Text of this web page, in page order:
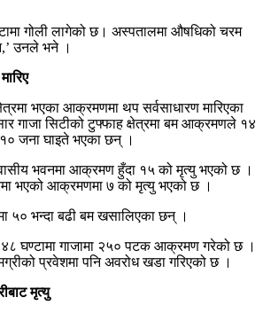
गोली लागेको छ। अस्पतालमा औषधिको चरम
उनले भने ।
भएका आक्रमणमा थप सर्वसाधारण मारिएका
गाजा सिटीको टुफ्फाह क्षेत्रमा बम आक्रमणले १४
जना घाइते भएका छन् ।
भवनमा आक्रमण हुँदा १५ को मृत्यु भएको छ ।
भएको आक्रमणमा ७ को मृत्यु भएको छ ।
५० भन्दा बढी बम खसालिएका छन् ।
घण्टामा गाजामा २५० पटक आक्रमण गरेको छ ।
प्रवेशमा पनि अवरोध खडा गरिएको छ ।
मृत्यु